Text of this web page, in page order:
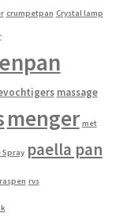
crumpetpan Crystal lamp
massage
menger met
paella pan
raspen rvs